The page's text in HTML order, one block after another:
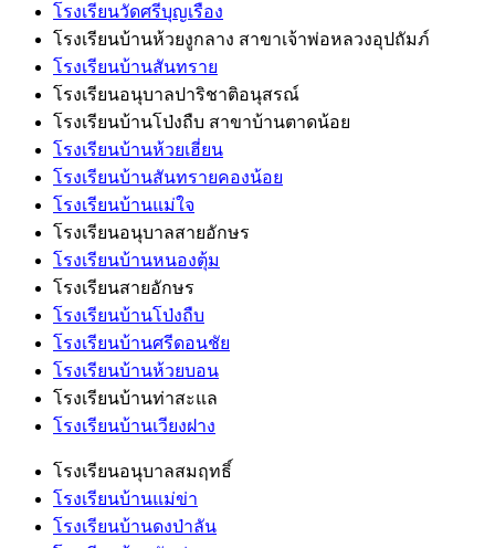
โรงเรียนวัดศรีบุญเรือง
โรงเรียนบ้านห้วยงูกลาง สาขาเจ้าพ่อหลวงอุปถัมภ์
โรงเรียนบ้านสันทราย
โรงเรียนอนุบาลปาริชาติอนุสรณ์
โรงเรียนบ้านโป่งถืบ สาขาบ้านตาดน้อย
โรงเรียนบ้านห้วยเฮี่ยน
โรงเรียนบ้านสันทรายคองน้อย
โรงเรียนบ้านแม่ใจ
โรงเรียนอนุบาลสายอักษร
โรงเรียนบ้านหนองตุ้ม
โรงเรียนสายอักษร
โรงเรียนบ้านโป่งถืบ
โรงเรียนบ้านศรีดอนชัย
โรงเรียนบ้านห้วยบอน
โรงเรียนบ้านท่าสะแล
โรงเรียนบ้านเวียงฝาง
โรงเรียนอนุบาลสมฤทธิ์
โรงเรียนบ้านแม่ข่า
โรงเรียนบ้านดงป่าลัน